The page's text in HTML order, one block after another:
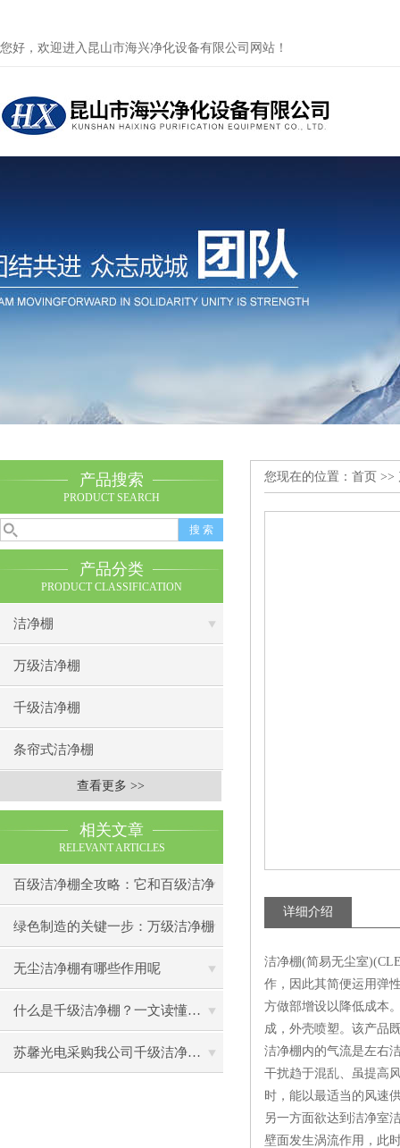
您好，欢迎进入昆山市海兴净化设备有限公司网站！
产品搜索
PRODUCT SEARCH
产品分类
PRODUCT CLASSIFICATION
洁净棚
万级洁净棚
千级洁净棚
条帘式洁净棚
查看更多 >>
相关文章
RELEVANT ARTICLES
百级洁净棚全攻略：它和百级洁净
室到底有什么区别？
绿色制造的关键一步：万级洁净棚
助力环保型半导体产业发展
无尘洁净棚有哪些作用呢
什么是千级洁净棚？一文读懂其结构特点与局部净化优势
苏馨光电采购我公司千级洁净棚普通工作台一批（7月07日）已顺利交货
您现在的位置： 首页 >>
详细介绍
洁净棚(简易无尘室
作，因此其简便运用弹
方做部增设以降低成本
成，外壳喷塑。该产品
洁净棚内的气流是左右
干扰趋于混乱、虽提高
时，能以最适当的风速
另一方面欲达到洁净室
壁面发生涡流作用，此